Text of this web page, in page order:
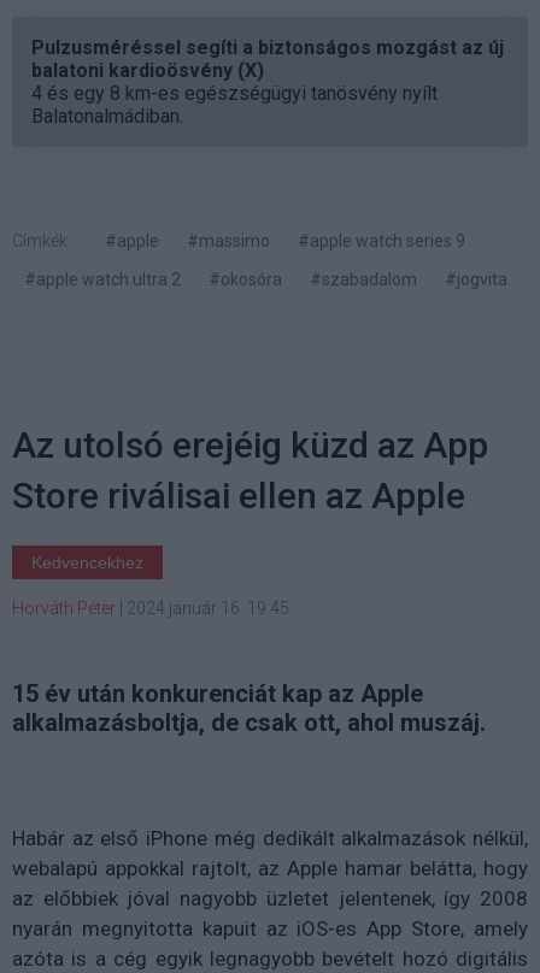
Pulzusméréssel segíti a biztonságos mozgást az új
balatoni kardioösvény (X)
4 és egy 8 km-es egészségügyi tanösvény nyílt
Balatonalmádiban.
Címkék: #apple #massimo
#apple watch series 9
#apple watch ultra 2
#okosóra #szabadalom #jogvita
Az utolsó erejéig küzd az App
Store riválisai ellen az Apple
Kedvencekhez
Horváth Péter 2024 január 16. 19:45
15 év után konkurenciát kap az Apple
alkalmazásboltja, de csak ott, ahol muszáj.
Habár az első iPhone még dedikált alkalmazások nélkül,
webalapú appokkal rajtolt, az Apple hamar belátta, hogy
az előbbiek jóval nagyobb üzletet jelentenek, így 2008
nyarán megnyitotta kapuit az iOS-es App Store, amely
azóta is a cég egyik legnagyobb bevételt hozó digitális